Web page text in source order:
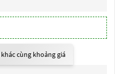
cùng khoảng giá